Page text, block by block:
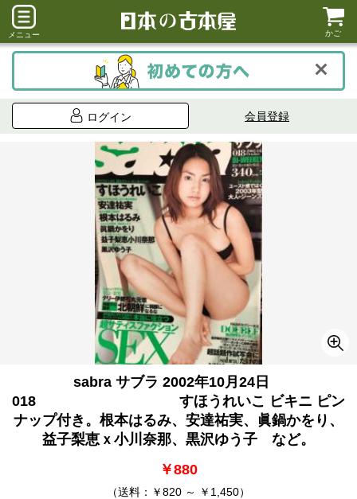
メニュー かご
ログイン 会員登録
sabra サブラ 2002年10月24日
018 すほうれいこ ビキニ ピン
ナップ付き。根本はるみ、安達祐実、眞鍋かをり、
益子梨恵ｘ小川奈那、黒沢ゆう子 など。
￥880
（送料：￥820 ～ ￥1,450）